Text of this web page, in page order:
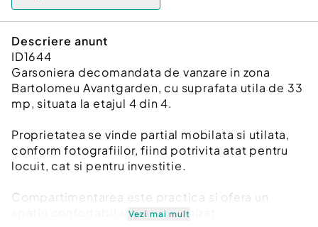
Descriere anunt
ID1644
Garsoniera decomandata de vanzare in zona
Bartolomeu Avantgarden, cu suprafata utila de 33
mp, situata la etajul 4 din 4.
Proprietatea se vinde partial mobilata si utilata,
conform fotografiilor, fiind potrivita atat pentru
locuit, cat si pentru investitie.
Compartimentarea este practica si ofera un
spatiu confortabil si bine organizat.
Vezi mai mult